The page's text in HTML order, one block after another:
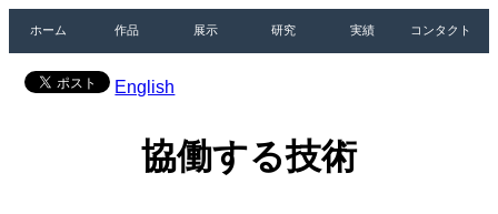
ホーム 作品 展示 研究 実績 コンタクト
English
協働する技術